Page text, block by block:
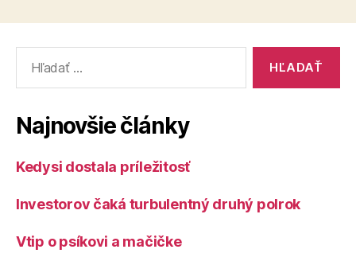
Najnovšie články
Kedysi dostala príležitosť
Investorov čaká turbulentný druhý polrok
Vtip o psíkovi a mačičke